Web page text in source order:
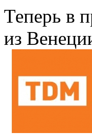
Теперь в
из